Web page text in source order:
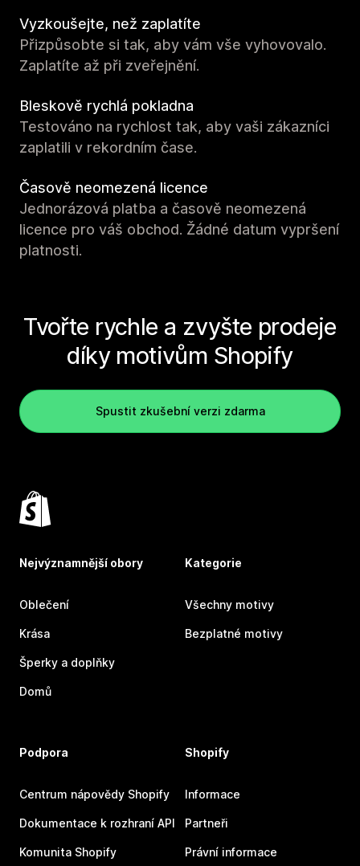
Vyzkoušejte, než zaplatíte
Přizpůsobte si tak, aby vám vše vyhovovalo.
Zaplatíte až při zveřejnění.
Bleskově rychlá pokladna
Testováno na rychlost tak, aby vaši zákazníci
zaplatili v rekordním čase.
Časově neomezená licence
Jednorázová platba a časově neomezená
licence pro váš obchod. Žádné datum vypršení
platnosti.
Tvořte rychle a zvyšte prodeje
díky motivům Shopify
Spustit zkušební verzi zdarma
Nejvýznamnější obory
Oblečení
Krása
Šperky a doplňky
Domů
Kategorie
Všechny motivy
Bezplatné motivy
Podpora
Centrum nápovědy Shopify
Dokumentace k rozhraní API
Komunita Shopify
Shopify
Informace
Partneři
Právní informace